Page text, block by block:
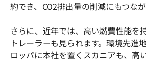
約でき、CO2排出量の削減にもつなが
さらに、近年では、高い燃費性能を
トレーラーも見られます。環境先進
ロッパに本社を置くスカニアも、高